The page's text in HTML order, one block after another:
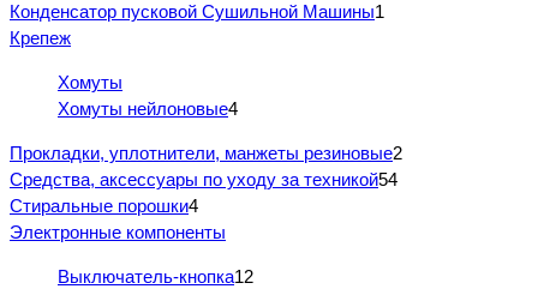
Конденсатор пусковой Сушильной Машины1
Крепеж
Хомуты
Хомуты нейлоновые4
Прокладки, уплотнители, манжеты резиновые2
Средства, аксессуары по уходу за техникой54
Стиральные порошки4
Электронные компоненты
Выключатель-кнопка12